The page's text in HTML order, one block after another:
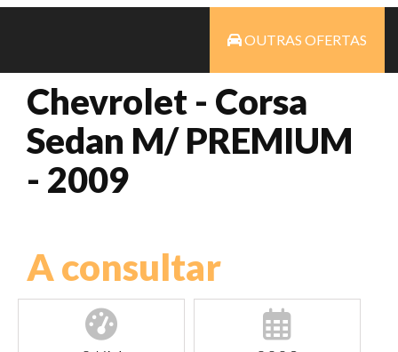
OUTRAS OFERTAS
Chevrolet - Corsa
Sedan M/ PREMIUM
- 2009
A consultar